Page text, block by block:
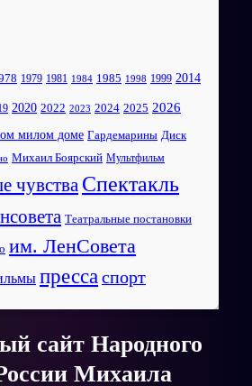
1979 1981 1984 1985 1998 1999 2014
2020 2022 2023 2024 2025 2026
милом доме Гардемарины Диск
Михаил Боярский Мультфильм
чувства Спектакль
Театральные постановки
им. ЛенСовета
прессаспорт
сайт Народного
Михаила